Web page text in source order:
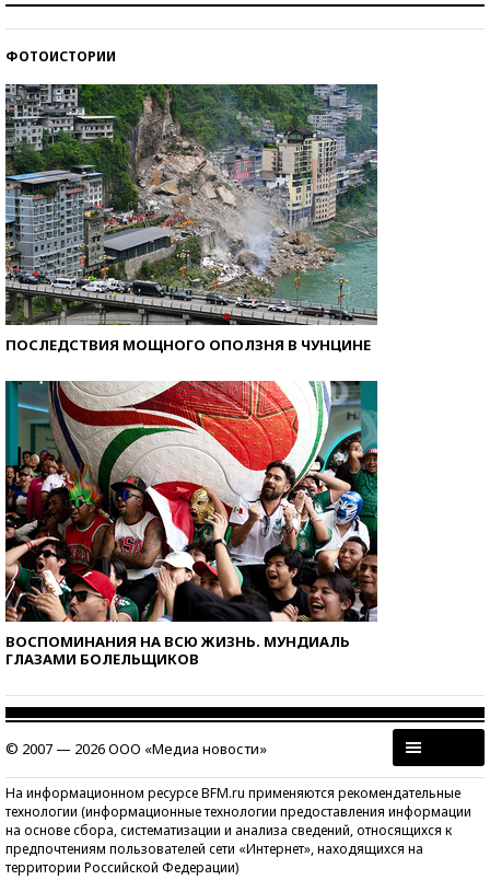
ФОТОИСТОРИИ
ПОСЛЕДСТВИЯ МОЩНОГО ОПОЛЗНЯ В ЧУНЦИНЕ
ВОСПОМИНАНИЯ НА ВСЮ ЖИЗНЬ. МУНДИАЛЬ
ГЛАЗАМИ БОЛЕЛЬЩИКОВ
© 2007 — 2026 ООО «Медиа новости»
На информационном ресурсе BFM.ru применяются рекомендательные
технологии (информационные технологии предоставления информации
на основе сбора, систематизации и анализа сведений, относящихся к
предпочтениям пользователей сети «Интернет», находящихся на
территории Российской Федерации)